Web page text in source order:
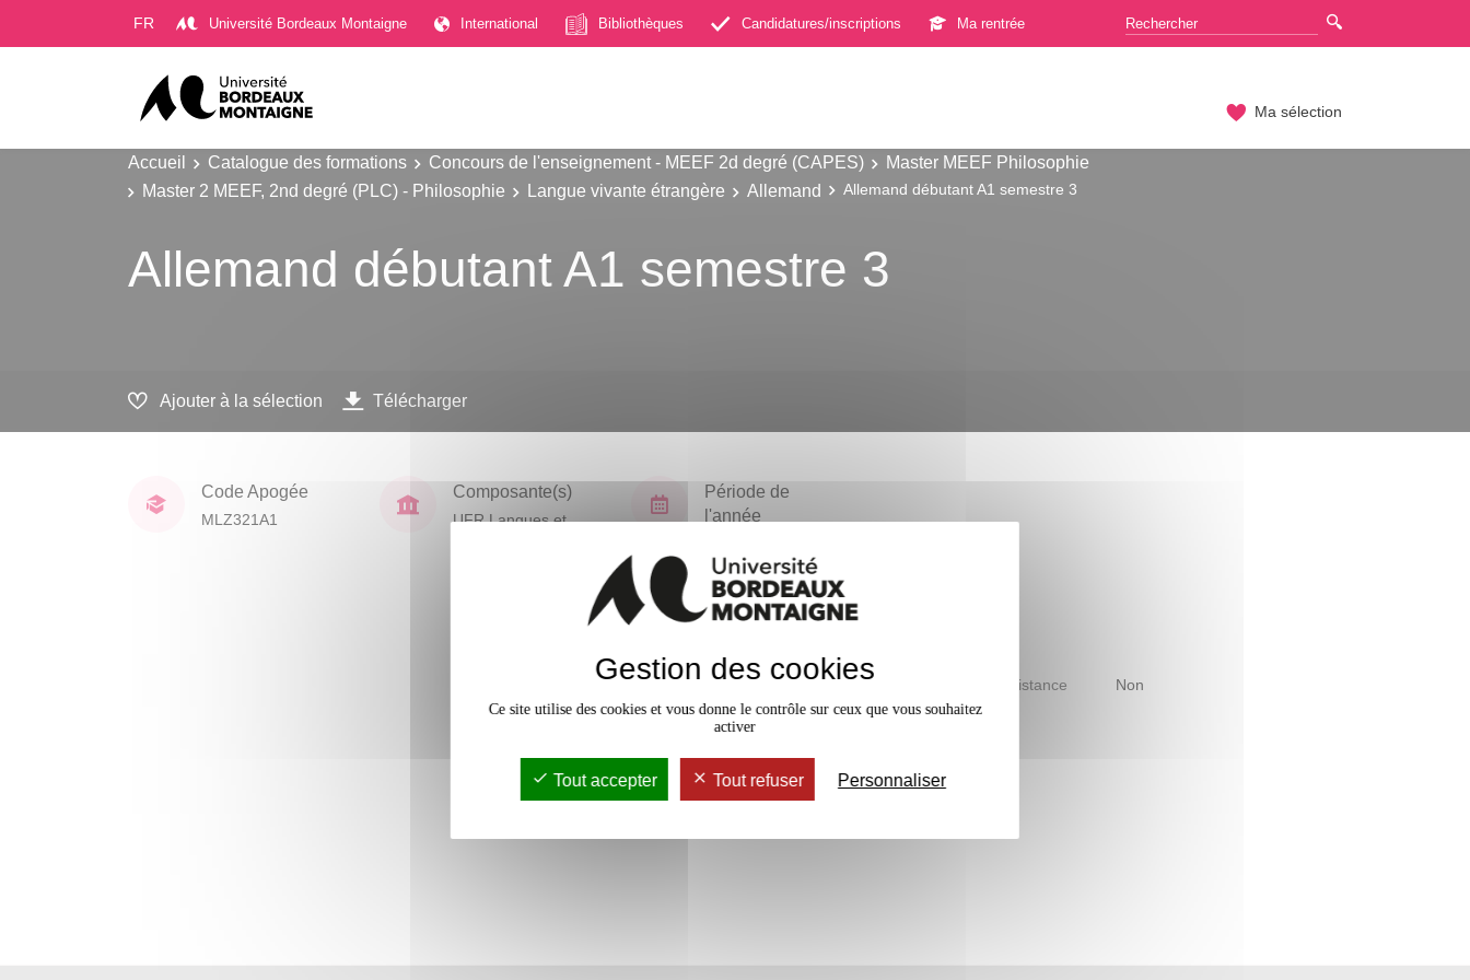
FR Université Bordeaux Montaigne International Bibliothèques Candidatures/inscriptions Ma rentrée
Ma sélection
Accueil Catalogue des formations Concours de l'enseignement - MEEF 2d degré (CAPES)
Master MEEF Philosophie
Master 2 MEEF, 2nd degré (PLC) - Philosophie
Langue vivante étrangère Allemand Allemand débutant A1 semestre 3
Allemand débutant A1 semestre 3
Ajouter à la sélection Télécharger
Code Apogée
MLZ321A1
Composante(s)
UFR Langues et
Période de
l'année
Accessible à distance Non
Gestion des cookies
Ce site utilise des cookies et vous donne le contrôle sur ceux que vous souhaitez
activer
Tout accepter Tout refuser Personnaliser